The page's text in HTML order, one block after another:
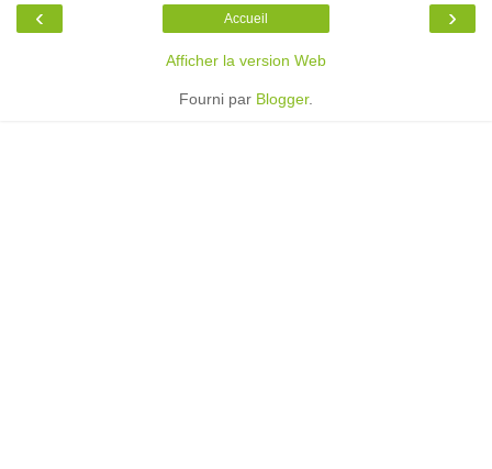
‹ ›
Accueil
Afficher la version Web
Fourni par Blogger.